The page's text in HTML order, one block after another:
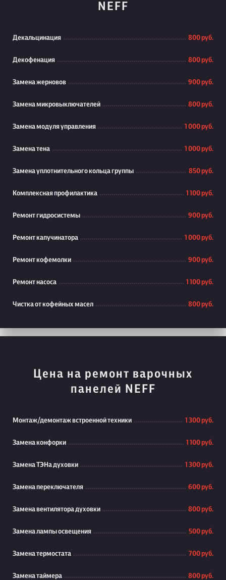
NEFF
Декальцинация 800 руб.
Декофенация 800 руб.
Замена жерновов 900 руб.
Замена микровыключателей 800 руб.
Замена модуля управления 1 000 руб.
Замена тена 1 000 руб.
Замена уплотнительного кольца группы 850 руб.
Комплексная профилактика 1 100 руб.
Ремонт гидросистемы 900 руб.
Ремонт капучинатора 1 000 руб.
Ремонт кофемолки 900 руб.
Ремонт насоса 1 100 руб.
Чистка от кофейных масел 800 руб.
Цена на ремонт варочных
панелей NEFF
Монтаж/демонтаж встроенной техники 1 300 руб.
Замена конфорки 1 100 руб.
Замена ТЭНа духовки 1 300 руб.
Замена переключателя 600 руб.
Замена вентилятора духовки 800 руб.
Замена лампы освещения 500 руб.
Замена термостата 700 руб.
Замена таймера 800 руб.